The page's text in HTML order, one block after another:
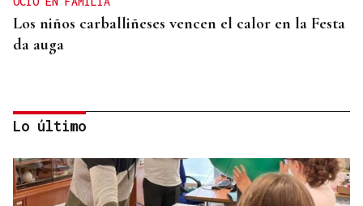
Los niños carballiñeses vencen el calor en la Festa
da auga
Lo último